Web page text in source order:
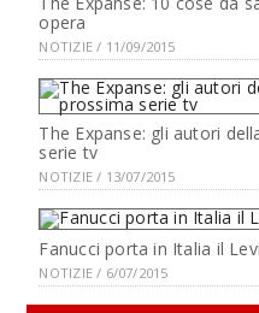
opera
NOTIZIE / 11/09/2015
The Expanse: gli autori
serie tv
NOTIZIE / 13/07/2015
Fanucci porta in Italia il
NOTIZIE / 6/07/2015